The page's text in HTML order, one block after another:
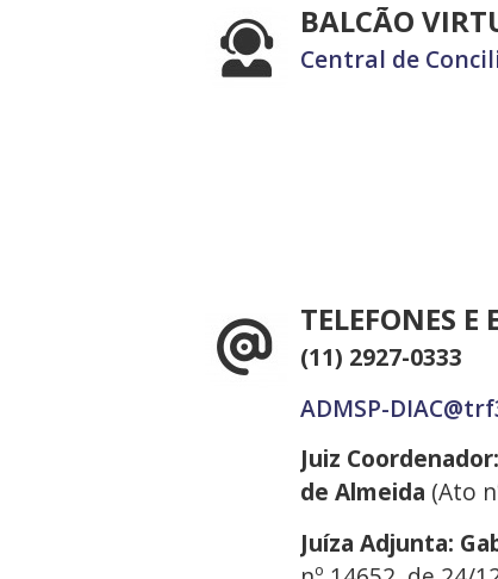
BALCÃO
Central de
TELEFONES E
(11) 2927-0333
ADMSP-
Juiz
de Almeida (Ato
Juíza Adjunta: